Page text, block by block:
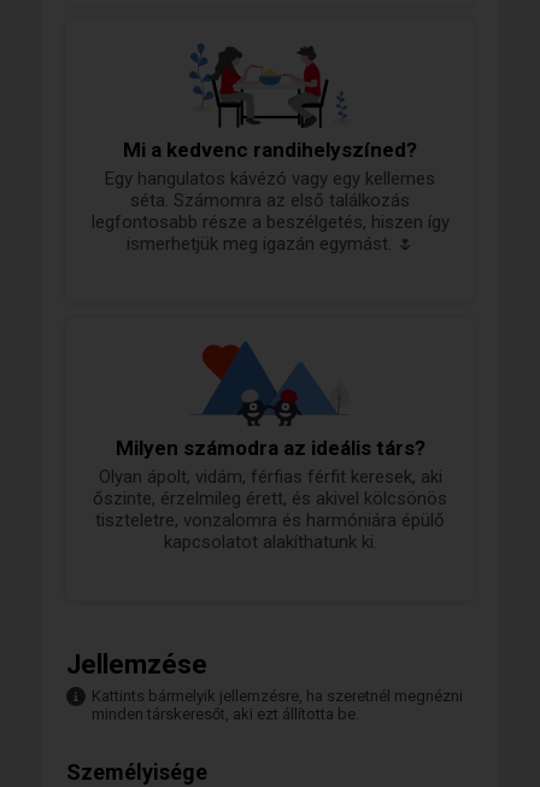
mindkét konyha számomra az
otthonosságot, a közös étkezések örömét
és az élet élvezetét jelenti.
Mi a kedvenc randihelyszíned?
Egy hangulatos kávézó vagy egy kellemes
séta. Számomra az első találkozás
legfontosabb része a beszélgetés, hiszen így
ismerhetjük meg igazán egymást. 🌷
Milyen számodra az ideális társ?
Olyan ápolt, vidám, férfias férfit keresek, aki
őszinte, érzelmileg érett, és akivel kölcsönös
tiszteletre, vonzalomra és harmóniára épülő
kapcsolatot alakíthatunk ki.
Jellemzése
Kattints bármelyik jellemzésre, ha szeretnél megnézni
minden társkeresőt, aki ezt állította be.
Személyisége